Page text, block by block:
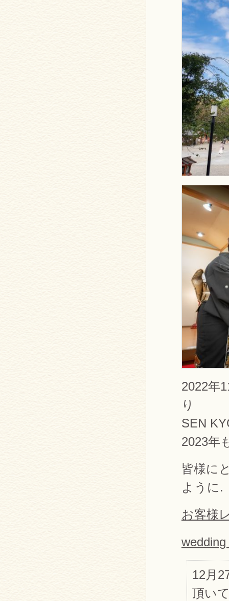
2022年
り
SEN
2023年
皆様に
ように.
お客様
12月
頂い